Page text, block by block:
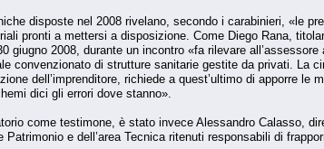
disposte nel 2008 rivelano, secondo i carabinieri, «le
pronti a mettersi a disposizione. Come Diego Rana,
giugno 2008, durante un incontro «fa rilevare
convenzionato di strutture sanitarie gestite da privati. La
dell’imprenditore, richiede a quest’ultimo di apporre
dici gli errori dove stanno».
come testimone, è stato invece Alessandro Calasso,
Patrimonio e dell’area Tecnica ritenuti responsabili di